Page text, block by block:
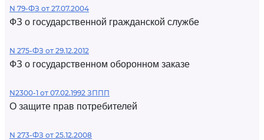
N 79-ФЗ от 27.07.2004
ФЗ о государственной гражданской службе
N 275-ФЗ от 29.12.2012
ФЗ о государственном оборонном заказе
N2300-1 от 07.02.1992 ЗППП
О защите прав потребителей
N 273-ФЗ от 25.12.2008